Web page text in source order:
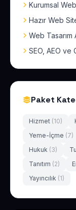
Kurumsal
Hazır Web
Web Tasarım
SEO, AEO ve
Paket
Hizmet (10)
Yeme-İçme (7)
Hukuk (3)
Tanıtım (2)
Yayıncılık (1)